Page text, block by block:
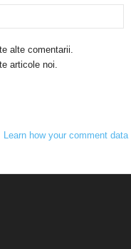
alte comentarii.
articole noi.
Learn how your comment data